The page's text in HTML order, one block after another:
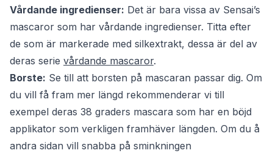
Vårdande ingredienser: Det är bara vissa av Sensai’s
mascaror som har vårdande ingredienser. Titta efter
de som är markerade med silkextrakt, dessa är del av
deras serie vårdande mascaror.
Borste: Se till att borsten på mascaran passar dig. Om
du vill få fram mer längd rekommenderar vi till
exempel deras 38 graders mascara som har en böjd
applikator som verkligen framhäver längden. Om du å
andra sidan vill snabba på sminkningen